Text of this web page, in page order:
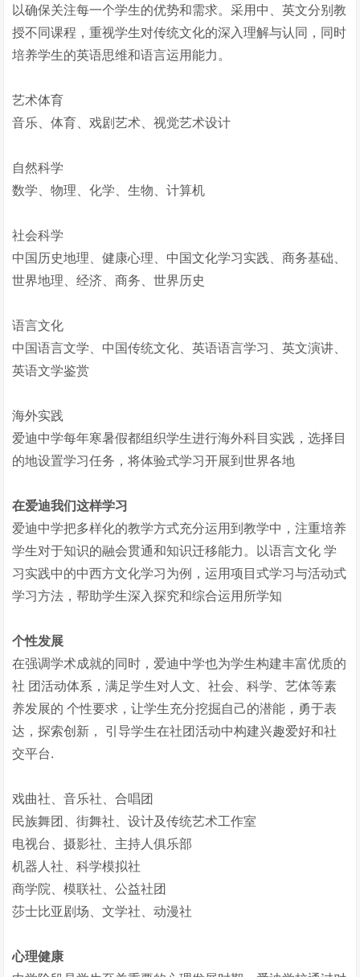
以确保关注每一个学生的优势和需求。采用中、英文分别教
授不同课程，重视学生对传统文化的深入理解与认同，同时
培养学生的英语思维和语言运用能力。
艺术体育
音乐、体育、戏剧艺术、视觉艺术设计
自然科学
数学、物理、化学、生物、计算机
社会科学
中国历史地理、健康心理、中国文化学习实践、商务基础、
世界地理、经济、商务、世界历史
语言文化
中国语言文学、中国传统文化、英语语言学习、英文演讲、
英语文学鉴赏
海外实践
爱迪中学每年寒暑假都组织学生进行海外科目实践，选择目
的地设置学习任务，将体验式学习开展到世界各地
在爱迪我们这样学习
爱迪中学把多样化的教学方式充分运用到教学中，注重培养
学生对于知识的融会贯通和知识迁移能力。以语言文化 学
习实践中的中西方文化学习为例，运用项目式学习与活动式
学习方法，帮助学生深入探究和综合运用所学知
个性发展
在强调学术成就的同时，爱迪中学也为学生构建丰富优质的
社 团活动体系，满足学生对人文、社会、科学、艺体等素
养发展的 个性要求，让学生充分挖掘自己的潜能，勇于表
达，探索创新， 引导学生在社团活动中构建兴趣爱好和社
交平台.
戏曲社、音乐社、合唱团
民族舞团、街舞社、设计及传统艺术工作室
电视台、摄影社、主持人俱乐部
机器人社、科学模拟社
商学院、模联社、公益社团
莎士比亚剧场、文学社、动漫社
心理健康